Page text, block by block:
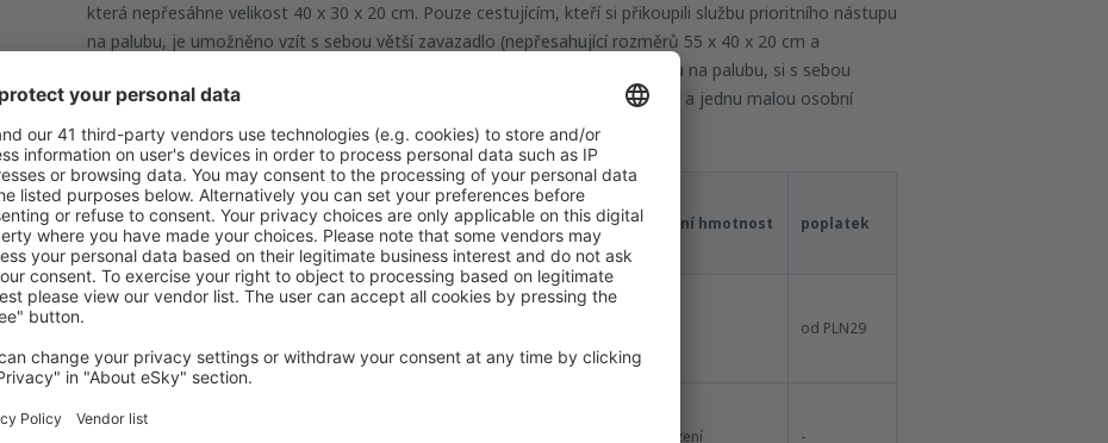
která nepřesáhne velikost 40 x 30 x 20 cm. Pouze cestujícím, kteří si přikoupili službu prioritního nástupu
na palubu, je umožněno vzít s sebou větší zavazadlo (nepřesahující rozměrů 55 x 40 x 20 cm a
hmotnost 10 kg). Takže pasažéři, kteří si přikoupili službu prioritního nástupu na palubu, si s sebou
můžou vzít celkem dva kusy zavazadel – jedno standardní příruční zavazadlo a jednu malou osobní
brašnu nebo batoh.
Limity pro bezplatná zavazadla Maximální velikost Maximální hmotnost poplatek
od PLN29
Bez omezení -